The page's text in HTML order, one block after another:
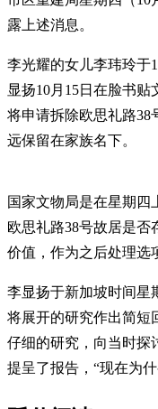
露上述消息。
李光耀的女儿李玮玲于
显扬10月15日在脸书
将申请拆除欧思礼路38
远保留在家族名下。
国家文物局是在星期四
欧思礼路38号故居是
价值，作为之后处理选
李显扬于新加坡时间星
将展开的研究作出简短
仔细的研究，向当时探
提呈了报告，“现在为